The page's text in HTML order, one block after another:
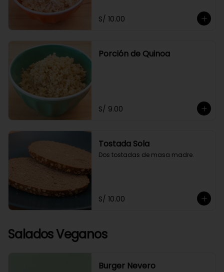
S/ 10.00
Porción de Quinoa
S/ 9.00
Tostada Sola
Dos tostadas de masa madre.
S/ 10.00
Salados Veganos
Burger Nevero